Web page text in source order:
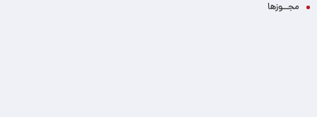
مجــوزها